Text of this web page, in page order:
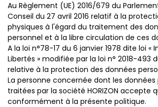
Au Règlement (UE) 2016/679 du
Conseil du 27 avril 2016 relatif à la
physiques à l'égard du traitement des
personnel et à la libre circulation de ces
A la loi n°78-17 du 6 janvier 1978 dite loi «
Libertés » modifiée par la loi n° 2018-493
relative à la protection des données
La personne concernée dont les données
traitées par la société HORIZON accepte
conformément à la présente politique.